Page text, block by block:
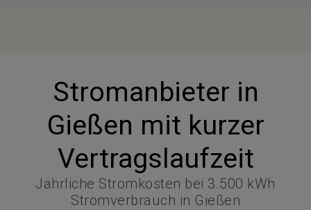
Stromanbieter in
Gießen mit kurzer
Vertragslaufzeit
Jährliche Stromkosten bei 3.500 kWh
Stromverbrauch in Gießen